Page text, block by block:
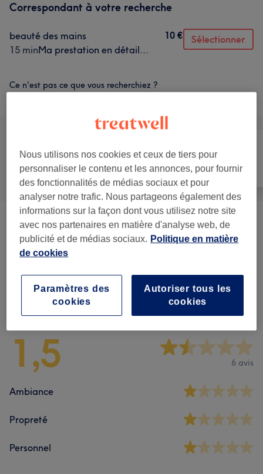
Correspondant à votre recherche
beauté des mains
15 minMa prestation en détail...
10 € Sélectionner
Ce n'est pas ce que vous recherchiez ?
Tout
Beauté des pieds
Massage
Manucure (13) à partir de 5 €
Beauté Des Pieds
Avis sur l'établissement
1,5 6 avis
Ambiance
Propreté
Personnel
Nous utilisons nos cookies et ceux de tiers pour
personnaliser le contenu et les annonces, pour fournir
des fonctionnalités de médias sociaux et pour
analyser notre trafic. Nous partageons également des
informations sur la façon dont vous utilisez notre site
avec nos partenaires en matière d'analyse web, de
publicité et de médias sociaux. Politique en matière
de cookies
Autoriser tous les
cookies
Paramètres des
cookies